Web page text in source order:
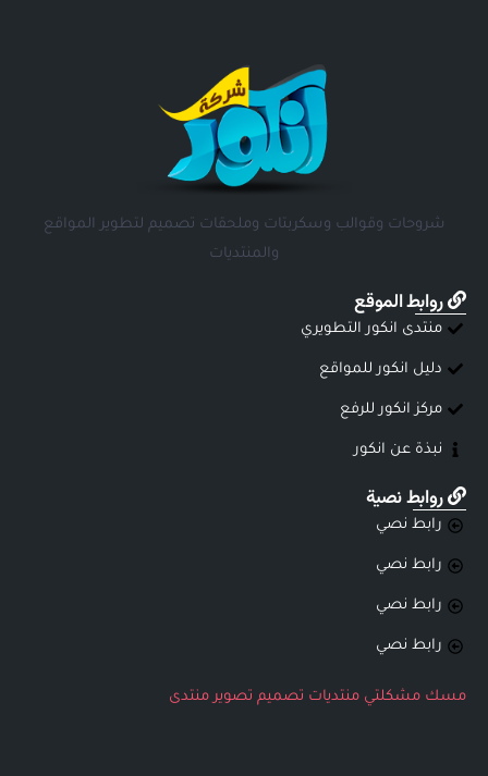
شروحات وقوالب وسكربتات وملحقات تصميم لتطوير المواقع
والمنتديات
روابط الموقع
منتدى انكور التطويري
دليل انكور للمواقع
مركز انكور للرفع
نبذة عن انكور
روابط نصية
رابط نصي
رابط نصي
رابط نصي
رابط نصي
مسك مشكلتي منتديات تصميم تصوير منتدى